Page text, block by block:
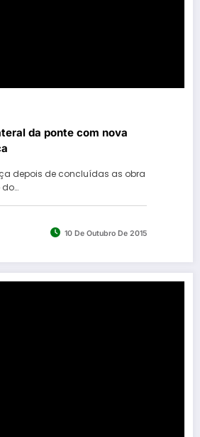
da ponte com nova
depois de concluídas as obra
do…
10 De Outubro De 2015